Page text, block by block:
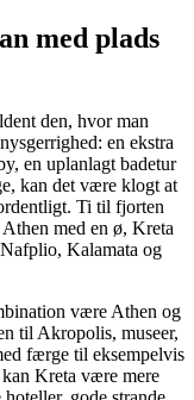
med plads
den, hvor man
en ekstra
en uplanlagt badetur
kan det være klogt at
Ti til fjorten
med en ø, Kreta
Kalamata og
være Athen og
til Akropolis, museer,
færge til eksempelvis
Kreta være mere